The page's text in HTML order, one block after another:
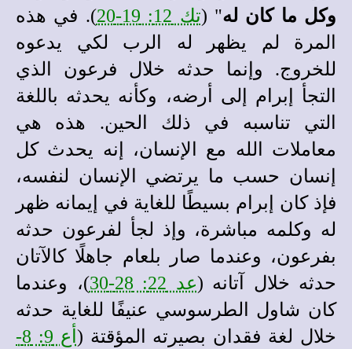
وكل ما كان له" (تك 12: 19-20
). في هذه
المرة لم يظهر له الرب لكي يدعوه
للخروج. وإنما حدثه خلال فرعون الذي
التجأ إبرام إلى أرضه، وكأنه يحدثه باللغة
التي تناسبه في ذلك الحين. هذه هي
معاملات الله مع الإنسان، إنه يحدث كل
إنسان حسب ما يرتضي الإنسان لنفسه،
فإذ كان إبرام بسيطًا للغاية في إيمانه ظهر
له وكلمه مباشرة، وإذ لجأ لفرعون حدثه
بفرعون، وعندما صار بلعام جاهلًا كالآتان
حدثه خلال آتانه (عد 22: 28-30
)، وعندما
كان شاول الطرسوسي عنيفًا للغاية حدثه
خلال لغة فقدان بصيرته المؤقتة (
أع 9: 8-